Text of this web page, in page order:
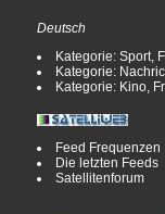
Deutsch
Kategorie: Sport,
Kategorie:
Kategorie: Kino,
Feed Frequenzen
Die letzten Feeds
Satellitenforum